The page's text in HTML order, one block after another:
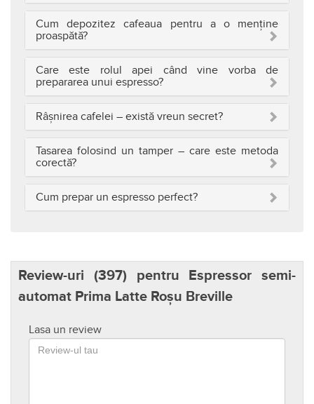
Cum depozitez cafeaua pentru a o menține
proaspătă?
Care este rolul apei când vine vorba de
prepararea unui espresso?
Râșnirea cafelei – există vreun secret?
Tasarea folosind un tamper – care este metoda
corectă?
Cum prepar un espresso perfect?
Review-uri (397) pentru Espressor semi-
automat Prima Latte Roșu Breville
Lasa un review